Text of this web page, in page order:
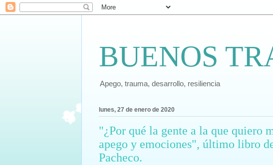
BUENOS
Apego, trauma, desarrollo, resiliencia
lunes, 27 de enero de 2020
"¿Por qué la gente a la que quiero
apego y emociones", último libro
Pacheco.